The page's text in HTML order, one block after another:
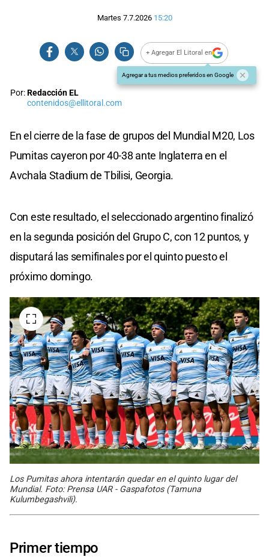
Martes 7.7.2026 15:20
+ Agregar El Litoral en
Agregar a tus medios preferidos en Google
Por:Redacción EL
contenidos@ellitoral.com
En el cierre de la fase de grupos del Mundial M20, Los
Pumitas cayeron por 40-38 ante Inglaterra en el
Avchala Stadium de Tbilisi, Georgia.
Con este resultado, el seleccionado argentino finalizó
en la segunda posición del Grupo C, con 12 puntos, y
disputará las semifinales por el quinto puesto el
próximo domingo.
Los Pumitas ahora intentarán quedar en el quinto lugar del
Mundial. Foto: Prensa UAR - Gaspafotos (Tamuna
Kulumbegashvili).
Primer tiempo